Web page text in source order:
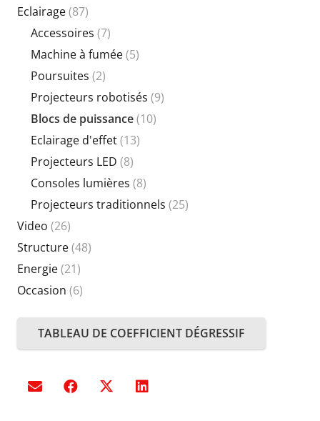
Eclairage(87)
Accessoires (7)
Machine à fumée(5)
Poursuites (2)
Projecteurs robotisés (9)
Blocs de puissance(10)
Eclairage d'effet(13)
Projecteurs LED (8)
Consoles lumières (8)
Projecteurs traditionnels (25)
Video (26)
Structure(48)
Energie(21)
Occasion (6)
TABLEAU DE COEFFICIENT DÉGRESSIF